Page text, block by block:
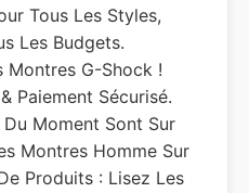
Tous Les Styles,
Les Budgets.
Montres G-Shock !
Paiement Sécurisé.
Moment Sont Sur
Montres Homme Sur
Produits : Lisez Les